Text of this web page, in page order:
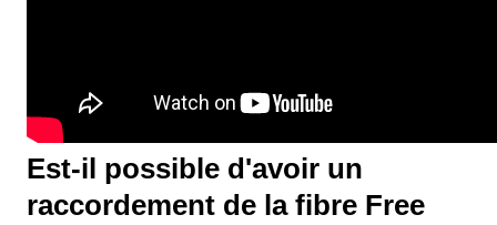
Est-il possible d'avoir un
raccordement de la fibre Free